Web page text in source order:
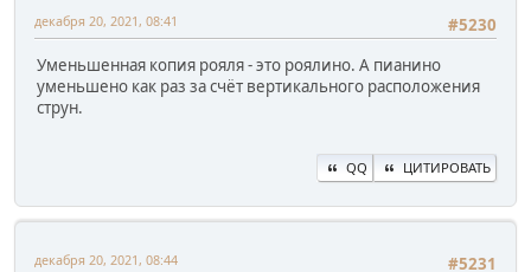
#5230
декабря 20, 2021, 08:41
Уменьшенная копия рояля - это роялино. А пианино
уменьшено как раз за счёт вертикального расположения
струн.
QQ ЦИТИРОВАТЬ
#5231
декабря 20, 2021, 08:44